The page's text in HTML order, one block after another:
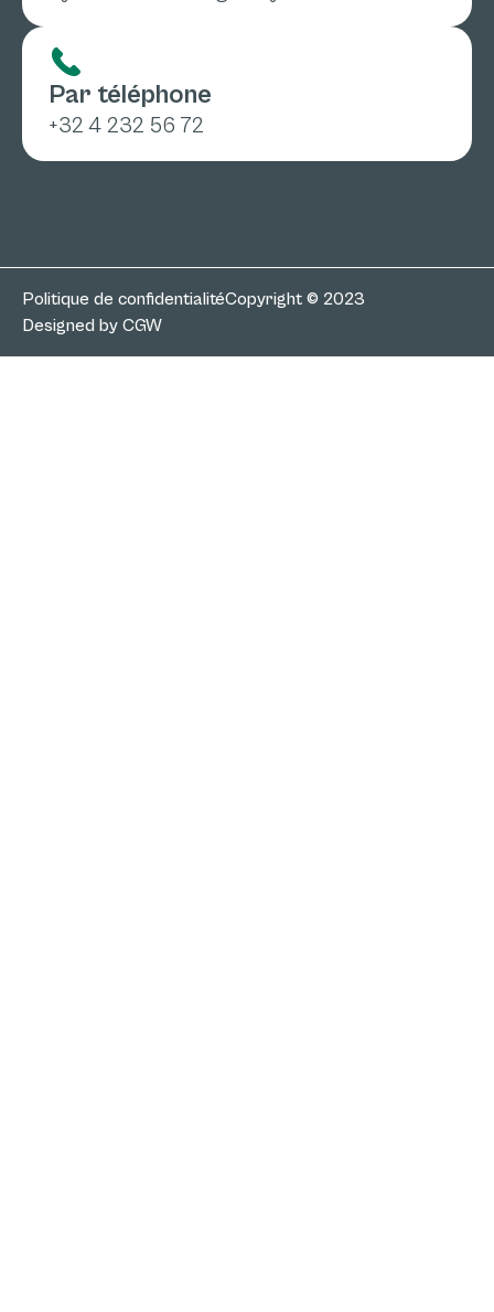
Par téléphone
+32 4 232 56 72
Politique de confidentialitéCopyright © 2023
Designed by CGW